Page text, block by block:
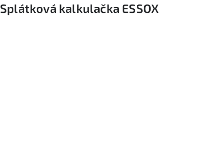
Splátková kalkulačka ESSOX